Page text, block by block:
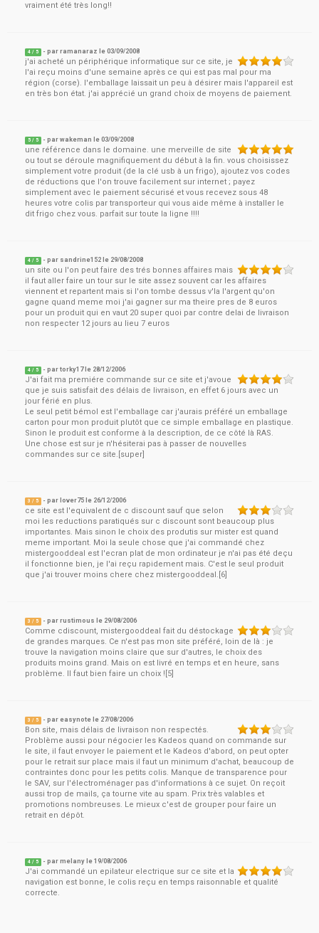
vraiment été très long!!
4 / 5 - parramanaraz le03/09/2008
j'ai acheté un périphérique informatique sur ce site, je
l'ai reçu moins d'une semaine après ce qui est pas mal pour ma
région (corse). l'emballage laissait un peu à désirer mais l'appareil est
en très bon état. j'ai apprécié un grand choix de moyens de paiement.
5 / 5 - parwakeman le03/09/2008
une référence dans le domaine. une merveille de site
ou tout se déroule magnifiquement du début à la fin. vous choisissez
simplement votre produit (de la clé usb à un frigo), ajoutez vos codes
de réductions que l'on trouve facilement sur internet ; payez
simplement avec le paiement sécurisé et vous recevez sous 48
heures votre colis par transporteur qui vous aide même à installer le
dit frigo chez vous. parfait sur toute la ligne !!!!
4 / 5 - par sandrine152 le 29/08/2008
un site ou l'on peut faire des trés bonnes affaires mais
il faut aller faire un tour sur le site assez souvent car les affaires
viennent et repartent mais si l'on tombe dessus v'la l'argent qu'on
gagne quand meme moi j'ai gagner sur ma theire pres de 8 euros
pour un produit qui en vaut 20 super quoi par contre delai de livraison
non respecter 12 jours au lieu 7 euros
4 / 5 - partorky17le 28/12/2006
J'ai fait ma premiére commande sur ce site et j'avoue
que je suis satisfait des délais de livraison, en effet 6 jours avec un
jour férié en plus.
Le seul petit bémol est l'emballage car j'aurais préféré un emballage
carton pour mon produit plutôt que ce simple emballage en plastique.
Sinon le produit est conforme à la description, de ce côté là RAS.
Une chose est sur je n'hésiterai pas à passer de nouvelles
commandes sur ce site.[super]
3 / 5 - par lover75 le 26/12/2006
ce site est l'equivalent de c discount sauf que selon
moi les reductions paratiqués sur c discount sont beaucoup plus
importantes. Mais sinon le choix des produtis sur mister est quand
meme important. Moi la seule chose que j'ai commandé chez
mistergooddeal est l'ecran plat de mon ordinateur je n'ai pas été deçu
il fonctionne bien, je l'ai reçu rapidement mais. C'est le seul produit
que j'ai trouver moins chere chez mistergooddeal.[6]
3 / 5 - parrustimous le 29/08/2006
Comme cdiscount, mistergooddeal fait du déstockage
de grandes marques. Ce n'est pas mon site préféré, loin de là : je
trouve la navigation moins claire que sur d'autres, le choix des
produits moins grand. Mais on est livré en temps et en heure, sans
problème. Il faut bien faire un choix ![5]
3 / 5 - pareasynote le 27/08/2006
Bon site, mais délais de livraison non respectés.
Problème aussi pour négocier les Kadeos quand on commande sur
le site, il faut envoyer le paiement et le Kadeos d'abord, on peut opter
pour le retrait sur place mais il faut un minimum d'achat, beaucoup de
contraintes donc pour les petits colis. Manque de transparence pour
le SAV, sur l'électroménager pas d'informations à ce sujet. On reçoit
aussi trop de mails, ça tourne vite au spam. Prix très valables et
promotions nombreuses. Le mieux c'est de grouper pour faire un
retrait en dépôt.
4 / 5 - parmelany le19/08/2006
J'ai commandé un epilateur electrique sur ce site et la
navigation est bonne, le colis reçu en temps raisonnable et qualité
correcte.